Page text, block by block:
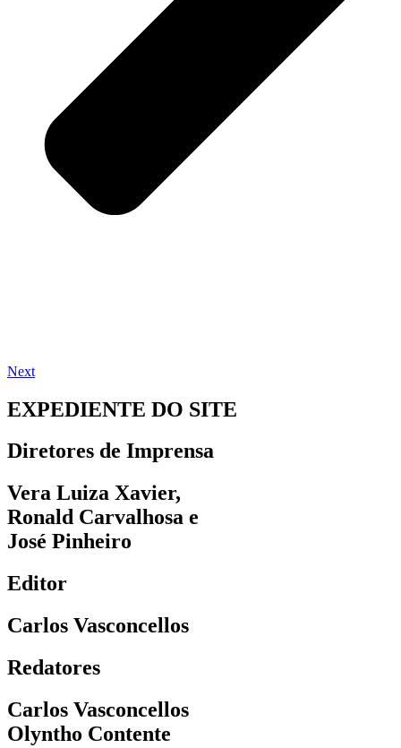
Next
EXPEDIENTE DO SITE
Diretores de Imprensa
Vera Luiza Xavier,
Ronald Carvalhosa e
José Pinheiro
Editor
Carlos Vasconcellos
Redatores
Carlos Vasconcellos
Olyntho Contente